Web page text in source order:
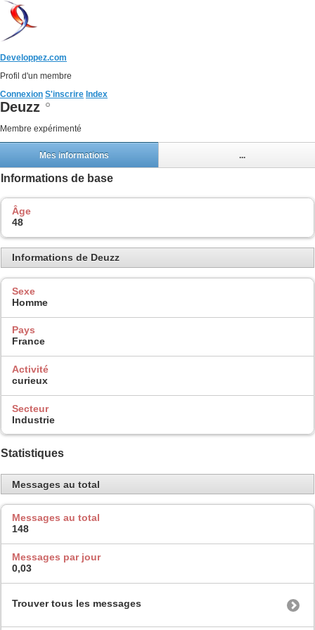
Developpez.com
Profil d'un membre
Connexion S'inscrire Index
Deuzz
Membre expérimenté
Mes informations ...
Informations de base
Âge
48
Informations de Deuzz
Sexe
Homme
Pays
France
Activité
curieux
Secteur
Industrie
Statistiques
Messages au total
Messages au total
148
Messages par jour
0,03
Trouver tous les messages